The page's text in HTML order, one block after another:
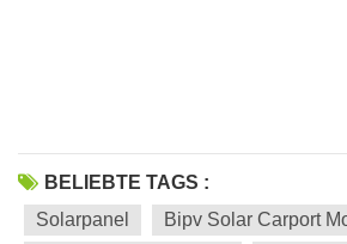
BELIEBTE TAGS :
Solarpanel
Bipv Solar Carport